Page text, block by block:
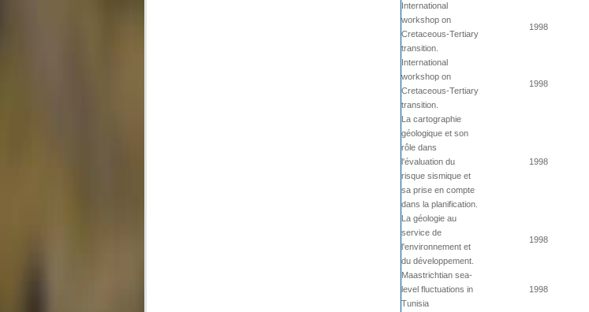
International
workshop on
Cretaceous-Tertiary
transition.
1998
International
workshop on
Cretaceous-Tertiary
transition.
1998
La cartographie
géologique et son
rôle dans
l'évaluation du
risque sismique et
sa prise en compte
dans la planification.
1998
La géologie au
service de
l'environnement et
du développement.
1998
Maastrichtian sea-
level fluctuations in
Tunisia
1998